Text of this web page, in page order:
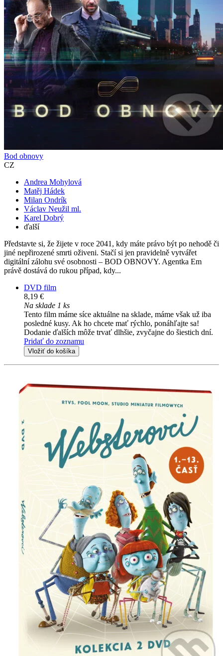
Bod obnovy
CZ
Andrea Mohylová
Matěj Hádek
Milan Ondrík
Václav Neužil ml.
Karel Dobrý
ďalší
Představte si, že žijete v roce 2041, kdy máte právo být po nehodě či
jiné nepřirozené smrti oživeni. Stačí si jen pravidelně vytvářet
digitální zálohu své osobnosti – BOD OBNOVY. Agentka Em
právě dostává do rukou případ, kdy...
DVD film
8,19 €
Na sklade 1 ks
Tento film máme síce aktuálne na sklade, máme však už iba
posledné kusy. Ak ho chcete mať rýchlo, ponáhľajte sa!
Dodanie ďalších môže trvať dlhšie, zvyčajne do šiestich dní.
Pridať do zoznamu
Vložiť do košíka